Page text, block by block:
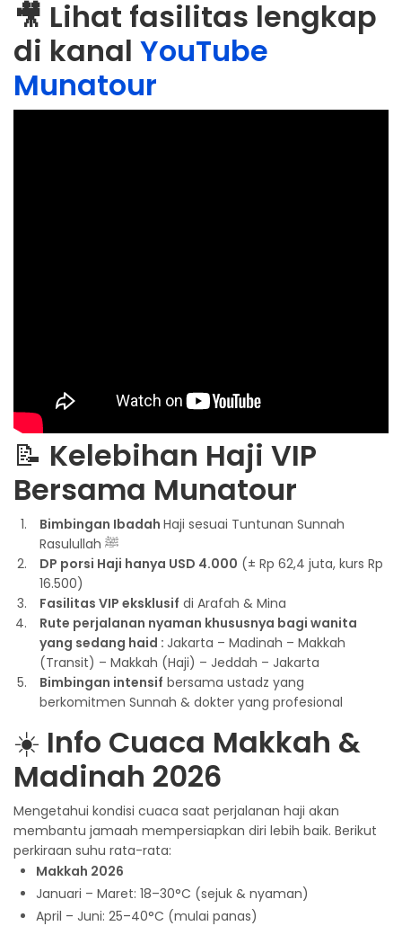
🎥 Lihat fasilitas lengkap
di kanal YouTube
Munatour
📝 Kelebihan Haji VIP
Bersama Munatour
Bimbingan Ibadah Haji sesuai Tuntunan Sunnah
Rasulullah ﷺ
DP porsi Haji hanya USD 4.000 (± Rp 62,4 juta, kurs Rp
16.500)
Fasilitas VIP eksklusif di Arafah & Mina
Rute perjalanan nyaman khususnya bagi wanita
yang sedang haid : Jakarta – Madinah – Makkah
(Transit) – Makkah (Haji) – Jeddah – Jakarta
Bimbingan intensif bersama ustadz yang
berkomitmen Sunnah & dokter yang profesional
☀️ Info Cuaca Makkah &
Madinah 2026
Mengetahui kondisi cuaca saat perjalanan haji akan
membantu jamaah mempersiapkan diri lebih baik. Berikut
perkiraan suhu rata-rata:
Makkah 2026
Januari – Maret: 18–30°C (sejuk & nyaman)
April – Juni: 25–40°C (mulai panas)